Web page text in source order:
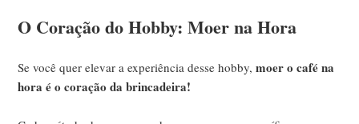
O Coração do Hobby: Moer na Hora
Se você quer elevar a experiência desse hobby,moer o café na
hora é o coração da brincadeira!